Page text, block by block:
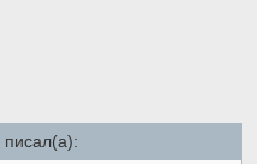
писал(а):